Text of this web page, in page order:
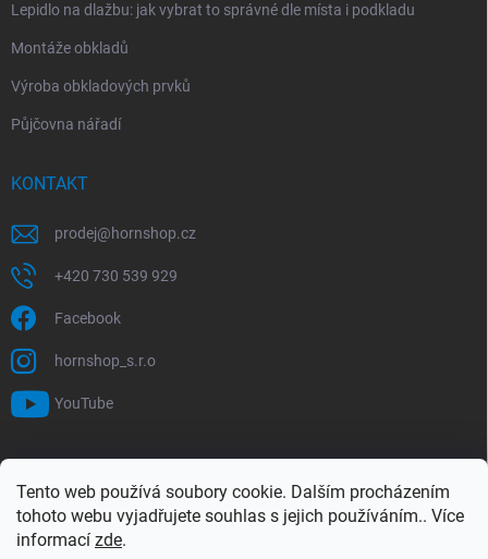
Tento web používá soubory cookie. Dalším procházením
tohoto webu vyjadřujete souhlas s jejich používáním.. Více
informací zde.
Lepidlo na dlažbu: jak vybrat to správné dle místa i podkladu
Montáže obkladů
Výroba obkladových prvků
Půjčovna nářadí
KONTAKT
prodej@hornshop.cz
+420 730 539 929
Facebook
hornshop_s.r.o
YouTube
Hledat